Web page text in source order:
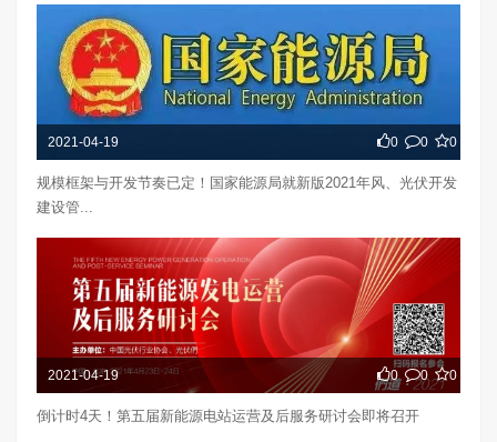
2021-04-19 0 0 0
规模框架与开发节奏已定！国家能源局就新版2021年风、光伏开发
建设管...
2021-04-19 0 0 0
倒计时4天！第五届新能源电站运营及后服务研讨会即将召开